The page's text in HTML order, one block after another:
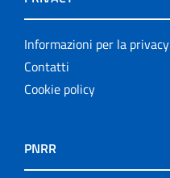
Informazioni per la privacy
Contatti
Cookie policy
PNRR